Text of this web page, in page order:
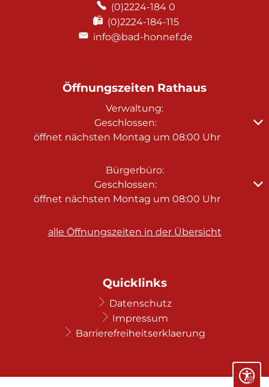
(0)2224-184 0
(0)2224-184-115
info@bad-honnef.de
Öffnungszeiten Rathaus
Verwaltung:
Klicken, um weitere Öffnungs- oder Schließzeiten
Geschlossen:
öffnet nächsten Montag um 08:00 Uhr
Bürgerbüro:
Klicken, um weitere Öffnungs- oder Schließzeiten
Geschlossen:
öffnet nächsten Montag um 08:00 Uhr
alle Öffnungszeiten in der Übersicht
Quicklinks
Datenschutz
Impressum
Barrierefreiheitserklaerung
Seite